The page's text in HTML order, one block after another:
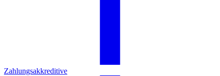
Zahlungsakkreditive